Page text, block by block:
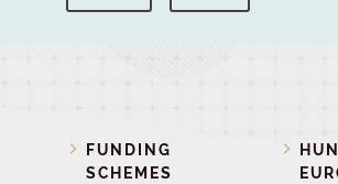
FUNDING
SCHEMES